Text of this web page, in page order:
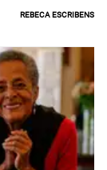
dificultades
2 de marzo.
Rebeca Escribens